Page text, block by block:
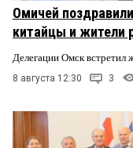
Омичей
китайцы и жители
Делегации Омск встретил
8 августа 12:30 3